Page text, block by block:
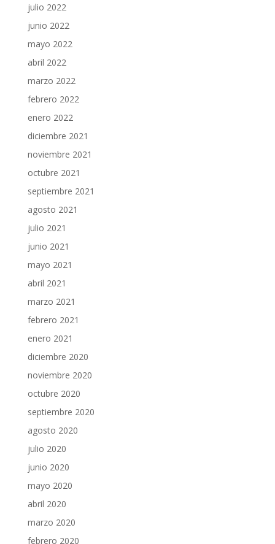
julio 2022
junio 2022
mayo 2022
abril 2022
marzo 2022
febrero 2022
enero 2022
diciembre 2021
noviembre 2021
octubre 2021
septiembre 2021
agosto 2021
julio 2021
junio 2021
mayo 2021
abril 2021
marzo 2021
febrero 2021
enero 2021
diciembre 2020
noviembre 2020
octubre 2020
septiembre 2020
agosto 2020
julio 2020
junio 2020
mayo 2020
abril 2020
marzo 2020
febrero 2020